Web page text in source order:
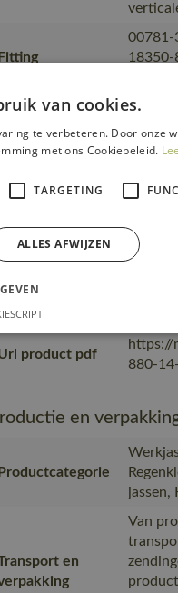
Fitting
00781-
18350-
verpakking
Van
het
en
product pdf
https://
880-
en
Productcategorie
jassen,
en
Van
van cookies.
te verbeteren. Door onze
met ons Cookiebeleid.
TARGETING
ALLES AFWIJZEN